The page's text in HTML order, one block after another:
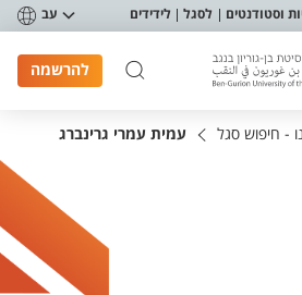
וסטודנטים לסגל לידידים עב
להרשמה
- חיפוש סגל עמית עמרי גרינברג